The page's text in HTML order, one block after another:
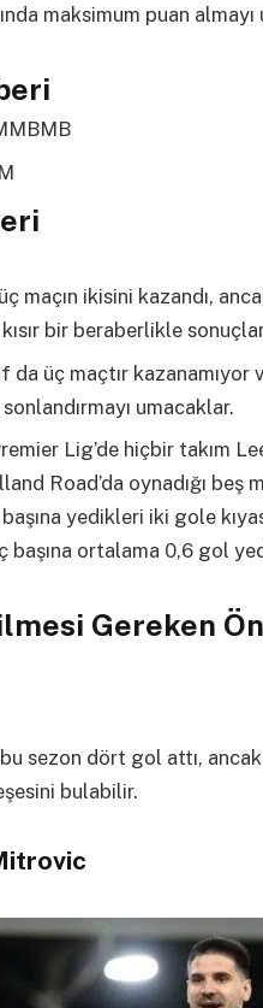
maksimum puan almayı
maçın ikisini kazandı,
bir beraberlikle
da üç maçtır kazanamıyor
umacaklar.
Lig’de hiçbir takım
Road’da oynadığı
yedikleri iki gole
başına ortalama 0,6 gol
Gereken
sezon dört gol attı, ancak
bulabilir.